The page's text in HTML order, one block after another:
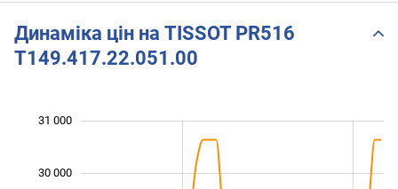
Динаміка цін на TISSOT PR516
T149.417.22.051.00
30 000
31 000